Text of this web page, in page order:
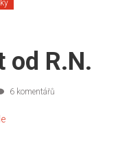
od R.N.
6 komentářů